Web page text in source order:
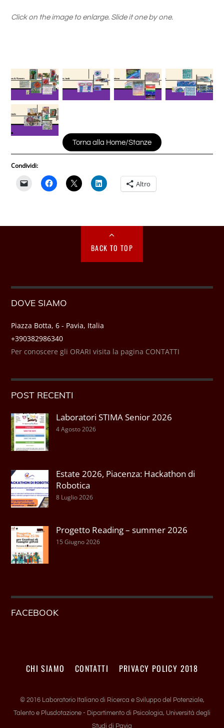
Click on the image to enlarge. Slide it one by one.
Torna alla Home/Stanze
Condividi:
Altro
BACK TO TOP
DOVE SIAMO
Piazza Botta, 6 - Pavia, Italia
+390382986340
Per conoscere gli ORARI visita la pagina CONTATTI
POST RECENTI
Laboratori STIMA Senior 2026
4 Agosto 2026
Estate 2026, Piacenza: Hackathon di
Robotica
8 Luglio 2026
Progetto Reading – summer 2026
15 Giugno 2026
FACEBOOK
CHI SIAMO CONTATTI PRIVACY POLICY 2018
© 2016 Laboratorio Italiano di Ricerca e Sviluppo del Potenziale,
Talento e Plusdotazione - Dipartimento di Psicologia, Università degli
Studi di Pavia